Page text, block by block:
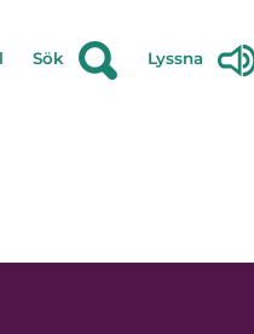
Sök Lyssna